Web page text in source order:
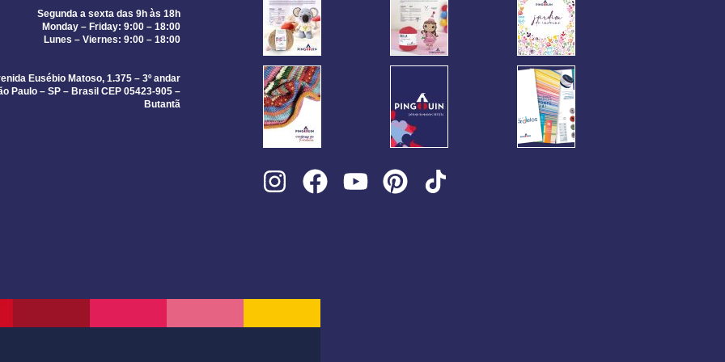
Segunda a sexta das 9h às 18h
Monday – Friday: 9:00 – 18:00
Lunes – Viernes: 9:00 – 18:00
Eusébio Matoso, 1.375 – 3º andar
Paulo – SP – Brasil CEP 05423-905 –
Butantã